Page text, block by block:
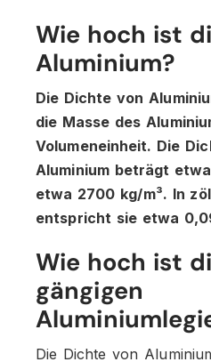
Wie hoch ist
Aluminium?
Die Dichte von
die Masse des
Volumeneinheit. Die
Aluminium beträgt
etwa 2700 kg/m³. In
entspricht sie etwa
Wie hoch ist
gängigen
Die Dichte von